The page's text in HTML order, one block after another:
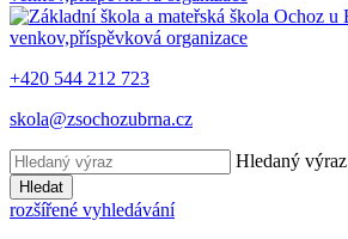
+420 544 212 723
skola@zsochozubrna.cz
Hledaný výraz
Hledat
rozšířené vyhledávání